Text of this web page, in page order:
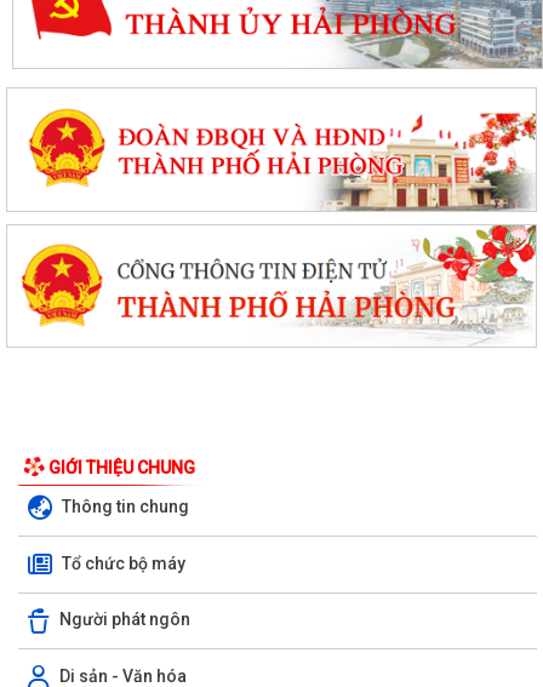
GIỚI THIỆU CHUNG
Thông tin chung
Tổ chức bộ máy
Người phát ngôn
Di sản - Văn hóa